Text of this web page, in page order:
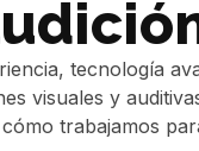
tecnología
visuales y
trabajamos